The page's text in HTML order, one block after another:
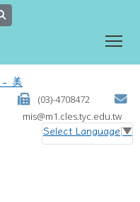
(03)-4708472
mis@m1.cles.tyc.edu.tw
Select Language ▼